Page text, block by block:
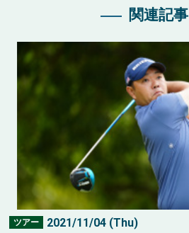
関連記事
ツアー
2021/11/04 (Thu)